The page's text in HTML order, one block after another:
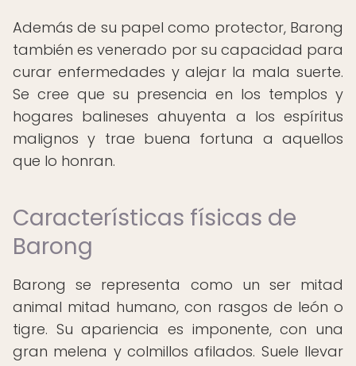
Además de su papel como protector, Barong
también es venerado por su capacidad para
curar enfermedades y alejar la mala suerte.
Se cree que su presencia en los templos y
hogares balineses ahuyenta a los espíritus
malignos y trae buena fortuna a aquellos
que lo honran.
Características físicas de
Barong
Barong se representa como un ser mitad
animal mitad humano, con rasgos de león o
tigre. Su apariencia es imponente, con una
gran melena y colmillos afilados. Suele llevar